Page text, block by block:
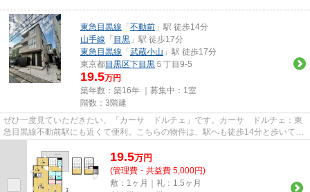
東急目黒線 「 不動前 」駅 徒歩14分
山手線 「 目黒 」駅 徒歩17分
東急目黒線 「 武蔵小山 」駅 徒歩17分
東京都目黒区下目黒 ５丁目9-5
19.5万円
築年数：築16年 ｜募集中： 1室
階数：3階建
ぜひ一度見ていただきたい、「カーサ ドルチェ」です。カーサ ドルチェ：東
急目黒線不動前駅にも近くて便利。こちらの物件は、駅へも徒歩14分と歩いてア
19.5万円
(管理費・共益費 5,000円)
敷：1ヶ月｜礼：1.5ヶ月